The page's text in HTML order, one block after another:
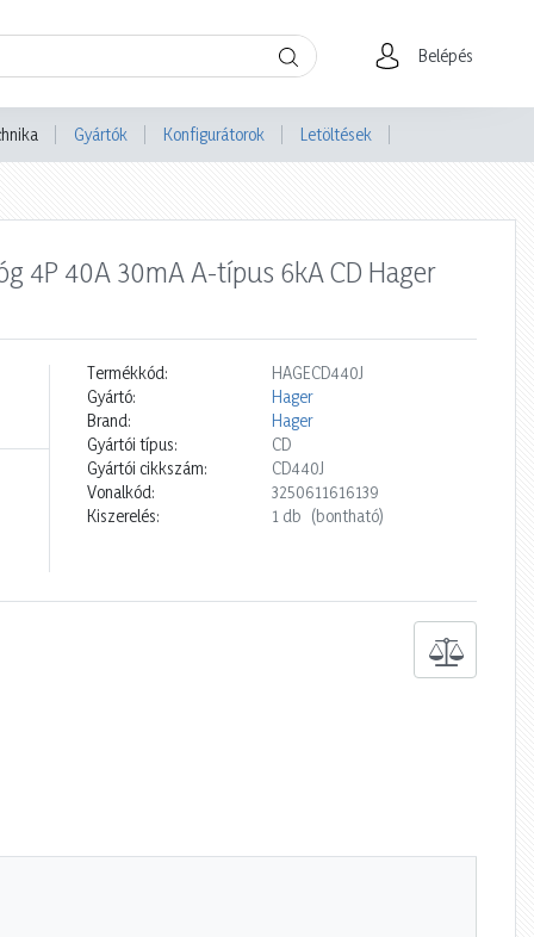
Belépés
Gyártók Konfigurátorok Letöltések
4P 40A 30mA A-típus 6kA CD Hager
Termékkód:
HAGECD440J
Gyártó:
Hager
Brand:
Hager
Gyártói típus:
CD
Gyártói cikkszám:
CD440J
Vonalkód:
3250611616139
Kiszerelés:
1 db (bontható)